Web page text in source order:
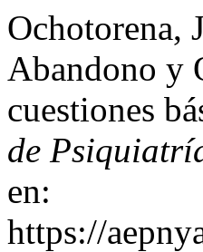
Ochotorena,
Abandono y
cuestiones
de
en:
https://